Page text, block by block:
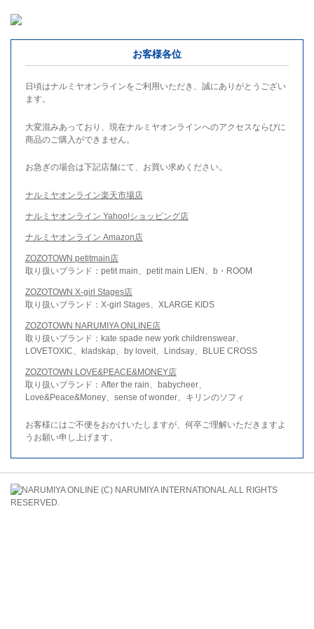
お客様各位
日頃はナルミヤオンラインをご利用いただき、誠にありがとうござい
ます。
大変混みあっており、現在ナルミヤオンラインへのアクセスならびに
商品のご購入ができません。
お急ぎの場合は下記店舗にて、お買い求めください。
ナルミヤオンライン楽天市場店
ナルミヤオンライン Yahoo!ショッピング店
ナルミヤオンライン Amazon店
ZOZOTOWN petitmain店
取り扱いブランド：petit main、petit main LIEN、b・ROOM
ZOZOTOWN X-girl Stages店
取り扱いブランド：X-girl Stages、XLARGE KIDS
ZOZOTOWN NARUMIYA ONLINE店
取り扱いブランド：kate spade new york childrenswear、
LOVETOXIC、kladskap、by loveit、Lindsay、BLUE CROSS
ZOZOTOWN LOVE&PEACE&MONEY店
取り扱いブランド：After the rain、babycheer、
Love&Peace&Money、sense of wonder、キリンのソフィ
お客様にはご不便をおかけいたしますが、何卒ご理解いただきますよ
うお願い申し上げます。